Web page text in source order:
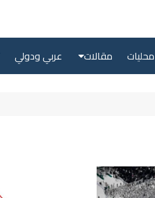
محليات مقالات عربي ودولي